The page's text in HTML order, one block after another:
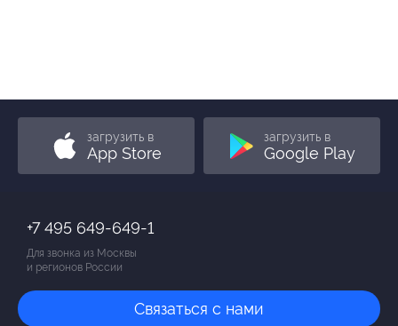
загрузить в
App Store
загрузить в
Google Play
+7 495 649-649-1
Для звонка из Москвы
и регионов России
Связаться с нами